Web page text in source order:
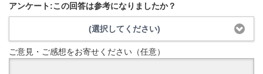
アンケート:この回答は参考になりましたか？
(選択してください)
ご意見・ご感想をお寄せください（任意）